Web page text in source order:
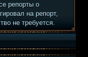
репорты о
на репорт,
не требуется.